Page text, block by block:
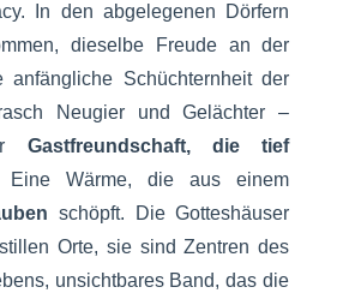
In den abgelegenen Dörfern
dieselbe Freude an der
anfängliche Schüchternheit der
Neugier und Gelächter –
Gastfreundschaft, die tief
Wärme, die aus einem
schöpft. Die Gotteshäuser
Orte, sie sind Zentren des
unsichtbares Band, das die